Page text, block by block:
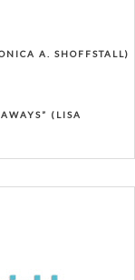
A. SHOFFSTALL)
(LISA